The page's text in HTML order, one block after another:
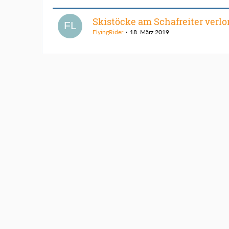
Skistöcke am Schafreiter
FlyingRider 18. März 2019